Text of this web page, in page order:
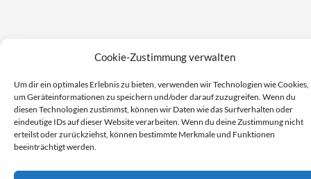
Cookie-Zustimmung verwalten
Um dir ein optimales Erlebnis zu bieten, verwenden wir Technologien wie Cookies,
um Geräteinformationen zu speichern und/oder darauf zuzugreifen. Wenn du
diesen Technologien zustimmst, können wir Daten wie das Surfverhalten oder
eindeutige IDs auf dieser Website verarbeiten. Wenn du deine Zustimmung nicht
erteilst oder zurückziehst, können bestimmte Merkmale und Funktionen
beeinträchtigt werden.